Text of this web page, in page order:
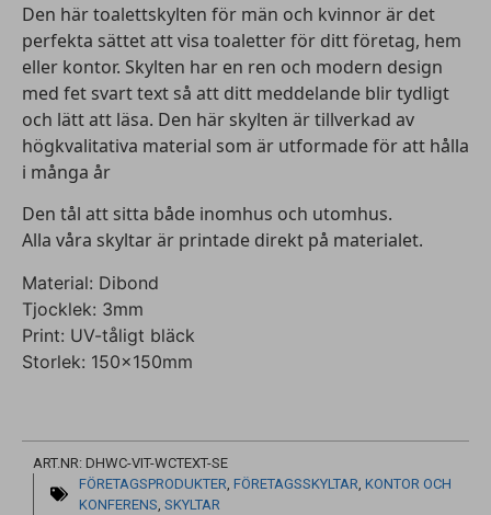
Den här toalettskylten för män och kvinnorär det
perfekta sättet att visa toaletter för ditt företag, hem
eller kontor. Skylten har en ren och modern design
med fet svart text så att ditt meddelande blir tydligt
och lätt att läsa. Den här skylten är tillverkad av
högkvalitativa material som är utformade för att hålla
i många år
Den tål att sitta både inomhus och utomhus.
Alla våra skyltar är printade direkt på materialet.
Material: Dibond
Tjocklek: 3mm
Print: UV-tåligt bläck
Storlek: 150x150mm
ART.NR: DHWC-VIT-WCTEXT-SE
FÖRETAGSPRODUKTER FÖRETAGSSKYLTAR KONTOR OCH
KONFERENS SKYLTAR